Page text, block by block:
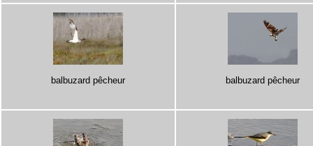
balbuzard pêcheur balbuzard pêcheur